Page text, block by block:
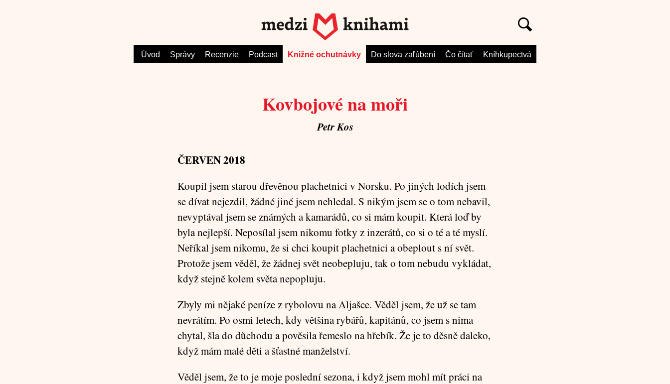
Úvod Správy Recenzie Podcast Knižné ochutnávky Do slova zaľúbení Čo čítať Kníhkupectvá
Kovbojové na moři
Petr Kos
ČERVEN 2018
Koupil jsem starou dřevěnou plachetnici v Norsku. Po jiných lodích jsem
se dívat nejezdil, žádné jiné jsem nehledal. S nikým jsem se o tom nebavil,
nevyptával jsem se známých a kamarádů, co si mám koupit. Která loď by
byla nejlepší. Neposílal jsem nikomu fotky z inzerátů, co si o té a té myslí.
Neříkal jsem nikomu, že si chci koupit plachetnici a obeplout s ní svět.
Protože jsem věděl, že žádnej svět neobepluju, tak o tom nebudu vykládat,
když stejně kolem světa nepopluju.
Zbyly mi nějaké peníze z rybolovu na Aljašce. Věděl jsem, že už se tam
nevrátím. Po osmi letech, kdy většina rybářů, kapitánů, co jsem s nima
chytal, šla do důchodu a pověsila řemeslo na hřebík. Že je to děsně daleko,
když mám malé děti a šťastné manželství.
Věděl jsem, že to je moje poslední sezona, i když jsem mohl mít práci na